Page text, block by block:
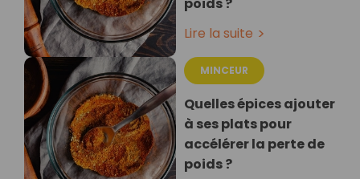
poids ?
Lire la suite
MINCEUR
Quelles épices ajouter
à ses plats pour
accélérer la perte de
poids ?